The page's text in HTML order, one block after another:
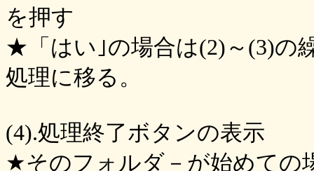
を押す
★「はい｣の場合は(2)～(3)の
処理に移る。
(4).処理終了ボタンの表示
★そのフォルダ－が始めての